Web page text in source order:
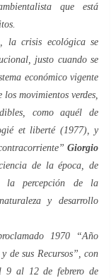
que está
la crisis ecológica se
justo cuando se
económico vigente
los movimientos verdes
como aquél de
et liberté(1977), y
” Giorgio
de la época, de
la percepción de la
y desarrollo
1970 “Año
de sus Recursos”, con
9 al 12 de febrero de